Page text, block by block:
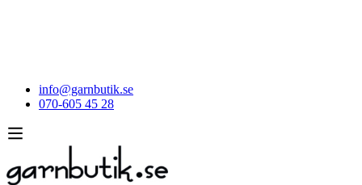
info@garnbutik.se
070-605 45 28